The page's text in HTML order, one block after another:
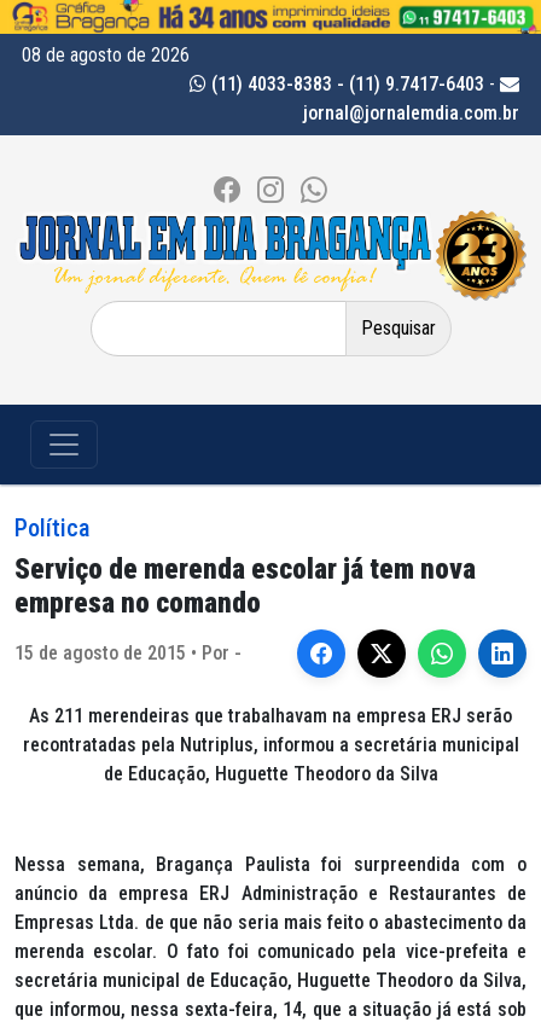
08 de agosto de 2026
(11) 4033-8383 - (11) 9.7417-6403 -
jornal@jornalemdia.com.br
Pesquisar
por:
Política
Serviço de merenda escolar já tem nova
empresa no comando
15 de agosto de 2015 • Por -
As 211 merendeiras que trabalhavam na empresa ERJ serão
recontratadas pela Nutriplus, informou a secretária municipal
de Educação, Huguette Theodoro da Silva
Nessa semana, Bragança Paulista foi surpreendida com o
anúncio da empresa ERJ Administração e Restaurantes de
Empresas Ltda. de que não seria mais feito o abastecimento da
merenda escolar. O fato foi comunicado pela vice-prefeita e
secretária municipal de Educação, Huguette Theodoro da Silva,
que informou, nessa sexta-feira, 14, que a situação já está sob